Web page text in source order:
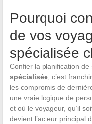
Pourquoi
de vos
spécialisée
Confier la planification de
spécialisée, c’est
les compromis de
une vraie logique de
et où le voyageur, qu’il
devient l’acteur principal